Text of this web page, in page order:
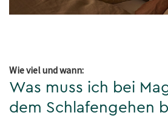
Wie viel und wann:
Was muss ich bei
dem Schlafengehen